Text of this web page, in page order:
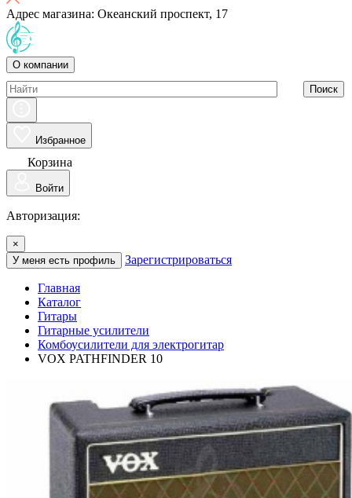
Адрес магазина: Океанский проспект, 17
О компании
Поиск
Избранное
Корзина
Войти
Авторизация:
×
У меня есть профиль
Зарегистрироваться
Главная
Каталог
Гитары
Гитарные усилители
Комбоусилители для электрогитар
VOX PATHFINDER 10